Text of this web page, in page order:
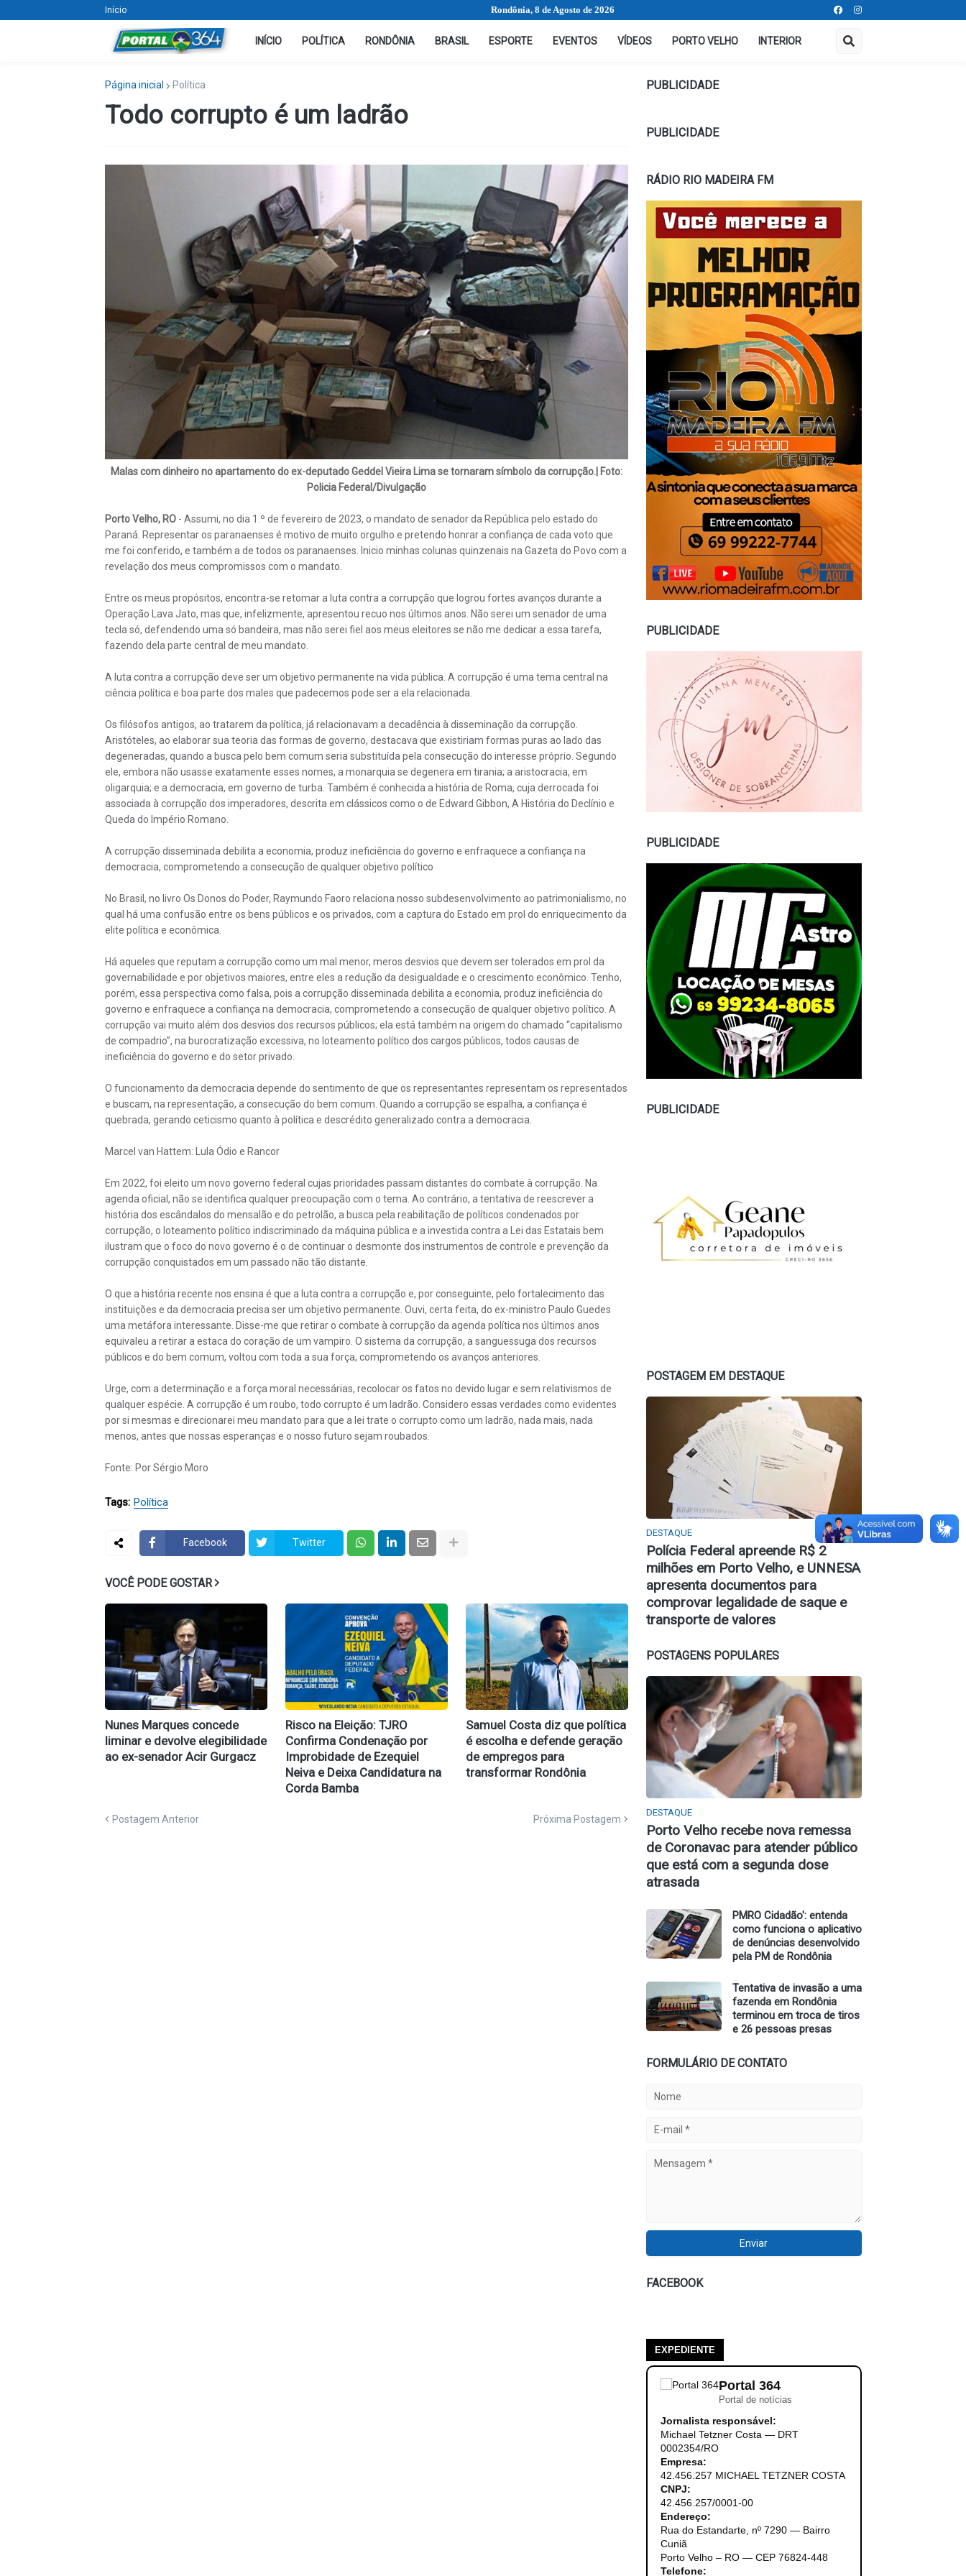
Início Rondônia, 8 de Agosto de 2026
INÍCIO POLÍTICA RONDÔNIA BRASIL ESPORTE EVENTOS VÍDEOS PORTO VELHO INTERIOR
Página inicial Política
Todo corrupto é um ladrão
Malas com dinheiro no apartamento do ex-deputado Geddel Vieira Lima se tornaram símbolo da corrupção.| Foto:
Policia Federal/Divulgação
Porto Velho, RO- Assumi, no dia 1.º de fevereiro de 2023, o mandato de senador da República pelo estado do
Paraná. Representar os paranaenses é motivo de muito orgulho e pretendo honrar a confiança de cada voto que
me foi conferido, e também a de todos os paranaenses. Inicio minhas colunas quinzenais na Gazeta do Povo com a
revelação dos meus compromissos com o mandato.
Entre os meus propósitos, encontra-se retomar a luta contra a corrupção que logrou fortes avanços durante a
Operação Lava Jato, mas que, infelizmente, apresentou recuo nos últimos anos. Não serei um senador de uma
tecla só, defendendo uma só bandeira, mas não serei fiel aos meus eleitores se não me dedicar a essa tarefa,
fazendo dela parte central de meu mandato.
A luta contra a corrupção deve ser um objetivo permanente na vida pública. A corrupção é uma tema central na
ciência política e boa parte dos males que padecemos pode ser a ela relacionada.
Os filósofos antigos, ao tratarem da política, já relacionavam a decadência à disseminação da corrupção.
Aristóteles, ao elaborar sua teoria das formas de governo, destacava que existiriam formas puras ao lado das
degeneradas, quando a busca pelo bem comum seria substituída pela consecução do interesse próprio. Segundo
ele, embora não usasse exatamente esses nomes, a monarquia se degenera em tirania; a aristocracia, em
oligarquia; e a democracia, em governo de turba. Também é conhecida a história de Roma, cuja derrocada foi
associada à corrupção dos imperadores, descrita em clássicos como o de Edward Gibbon, A História do Declínio e
Queda do Império Romano.
A corrupção disseminada debilita a economia, produz ineficiência do governo e enfraquece a confiança na
democracia, comprometendo a consecução de qualquer objetivo político
No Brasil, no livro Os Donos do Poder, Raymundo Faoro relaciona nosso subdesenvolvimento ao patrimonialismo, no
qual há uma confusão entre os bens públicos e os privados, com a captura do Estado em prol do enriquecimento da
elite política e econômica.
Há aqueles que reputam a corrupção como um mal menor, meros desvios que devem ser tolerados em prol da
governabilidade e por objetivos maiores, entre eles a redução da desigualdade e o crescimento econômico. Tenho,
porém, essa perspectiva como falsa, pois a corrupção disseminada debilita a economia, produz ineficiência do
governo e enfraquece a confiança na democracia, comprometendo a consecução de qualquer objetivo político. A
corrupção vai muito além dos desvios dos recursos públicos; ela está também na origem do chamado “capitalismo
de compadrio”, na burocratização excessiva, no loteamento político dos cargos públicos, todos causas de
ineficiência do governo e do setor privado.
O funcionamento da democracia depende do sentimento de que os representantes representam os representados
e buscam, na representação, a consecução do bem comum. Quando a corrupção se espalha, a confiança é
quebrada, gerando ceticismo quanto à política e descrédito generalizado contra a democracia.
Marcel van Hattem: Lula Ódio e Rancor
Em 2022, foi eleito um novo governo federal cujas prioridades passam distantes do combate à corrupção. Na
agenda oficial, não se identifica qualquer preocupação com o tema. Ao contrário, a tentativa de reescrever a
história dos escândalos do mensalão e do petrolão, a busca pela reabilitação de políticos condenados por
corrupção, o loteamento político indiscriminado da máquina pública e a investida contra a Lei das Estatais bem
ilustram que o foco do novo governo é o de continuar o desmonte dos instrumentos de controle e prevenção da
corrupção conquistados em um passado não tão distante.
O que a história recente nos ensina é que a luta contra a corrupção e, por conseguinte, pelo fortalecimento das
instituições e da democracia precisa ser um objetivo permanente. Ouvi, certa feita, do ex-ministro Paulo Guedes
uma metáfora interessante. Disse-me que retirar o combate à corrupção da agenda política nos últimos anos
equivaleu a retirar a estaca do coração de um vampiro. O sistema da corrupção, a sanguessuga dos recursos
públicos e do bem comum, voltou com toda a sua força, comprometendo os avanços anteriores.
Urge, com a determinação e a força moral necessárias, recolocar os fatos no devido lugar e sem relativismos de
qualquer espécie. A corrupção é um roubo, todo corrupto é um ladrão. Considero essas verdades como evidentes
por si mesmas e direcionarei meu mandato para que a lei trate o corrupto como um ladrão, nada mais, nada
menos, antes que nossas esperanças e o nosso futuro sejam roubados.
Fonte: Por Sérgio Moro
Tags: Política
Facebook Twitter
VOCÊ PODE GOSTAR
Nunes Marques concede
liminar e devolve elegibilidade
ao ex-senador Acir Gurgacz
Risco na Eleição: TJRO
Confirma Condenação por
Improbidade de Ezequiel
Neiva e Deixa Candidatura na
Corda Bamba
Samuel Costa diz que política
é escolha e defende geração
de empregos para
transformar Rondônia
Postagem Anterior Próxima Postagem
PUBLICIDADE
PUBLICIDADE
RÁDIO RIO MADEIRA FM
PUBLICIDADE
PUBLICIDADE
PUBLICIDADE
POSTAGEM EM DESTAQUE
DESTAQUE
Polícia Federal apreende R$ 2
milhões em Porto Velho, e UNNESA
apresenta documentos para
comprovar legalidade de saque e
transporte de valores
POSTAGENS POPULARES
DESTAQUE
Porto Velho recebe nova remessa
de Coronavac para atender público
que está com a segunda dose
atrasada
PMRO Cidadão': entenda
como funciona o aplicativo
de denúncias desenvolvido
pela PM de Rondônia
Tentativa de invasão a uma
fazenda em Rondônia
terminou em troca de tiros
e 26 pessoas presas
FORMULÁRIO DE CONTATO
FACEBOOK
EXPEDIENTE
Portal 364
Portal de notícias
Jornalista responsável:
Michael Tetzner Costa — DRT
0002354/RO
Empresa:
42.456.257 MICHAEL TETZNER COSTA
CNPJ:
42.456.257/0001-00
Endereço:
Rua do Estandarte, nº 7290 — Bairro
Cuniã
Porto Velho – RO — CEP 76824-448
Telefone: